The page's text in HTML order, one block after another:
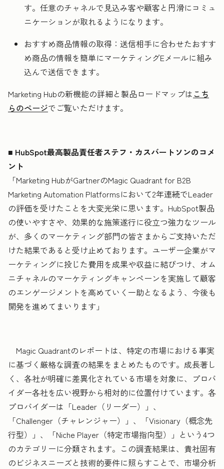
す。任意のチャネルで見込み客や顧客と円滑にコミュ
ニケーションが取れるようになります。
おすすめ商品情報の取得：送信相手に合わせたおすす
め商品の情報を簡単にマーケティングEメールに組み
込んで送信できます。
Marketing Hubの新機能の詳細と製品ロードマップは こち
らのページでご覧いただけます。
■ HubSpot最高製品責任者ステフ・カスバートソンのコメ
ント
「Marketing HubがGartnerのMagic Quadrant for B2B
Marketing Automation Platformsにおいて2年連続でLeader
の評価を受けたことを大変光栄に思います。HubSpot製品
の使いやすさや、効果的な施策遂行に役立つ強力なツール
が、多くのマーケティング部門の皆さまからご支持いただ
けた結果であると受け止めております。ユーザー企業がマ
ーケティングに投じた費用を成果や収益に結びつけ、オム
ニチャネルのマーケティングキャンペーンを実施して顧客
のエンゲージメントを高めていく一助となるよう、今後も
開発を進めてまいります」
Magic Quadrantのレポートは、特定の市場における事実
に基づく厳格な調査の結果をまとめたものです。成長著し
く、各社が明確に差異化されている市場を対象に、プロバ
イダー各社を広い視野から相対的に位置付けています。各
プロバイダーは「Leader（リーダー）」、
「Challenger（チャレンジャー）」、「Visionary（概念先
行型）」、「Niche Player（特定市場指向型）」という4つ
のカテゴリーに分類されます。この調査結果は、貴社固有
のビジネスニーズと技術的要件に照らすことで、市場分析